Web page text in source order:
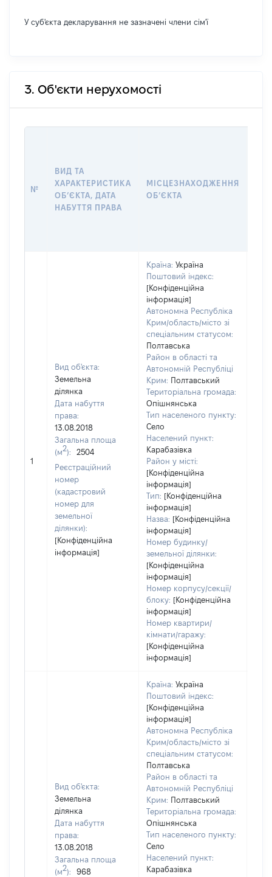
У суб'єкта декларування не зазначені члени сім'ї
3. Об'єкти нерухомості
№
ВИД ТА
ХАРАКТЕРИСТИКА
ОБʼЄКТА, ДАТА
НАБУТТЯ ПРАВА
МІСЦЕЗНАХОДЖЕННЯ
ОБʼЄКТА
1
Вид об'єкта:
Земельна
ділянка
Дата набуття
права:
13.08.2018
Загальна площа
(м2):
2504
Реєстраційний
номер
(кадастровий
номер для
земельної
ділянки):
[Конфіденційна
інформація]
Країна: Україна
Поштовий індекс:
[Конфіденційна
інформація]
Автономна Республіка
Крим/область/місто зі
спеціальним статусом:
Полтавська
Район в області та
Автономній Республіці
Крим: Полтавський
Територіальна громада:
Опішнянська
Тип населеного пункту:
Село
Населений пункт:
Карабазівка
Район у місті:
[Конфіденційна
інформація]
Тип: [Конфіденційна
інформація]
Назва: [Конфіденційна
інформація]
Номер будинку/
земельної ділянки:
[Конфіденційна
інформація]
Номер корпусу/секції/
блоку: [Конфіденційна
інформація]
Номер квартири/
кімнати/гаражу:
[Конфіденційна
інформація]
Вид об'єкта:
Земельна
ділянка
Дата набуття
права:
13.08.2018
Загальна площа
(м2):
968
Країна: Україна
Поштовий індекс:
[Конфіденційна
інформація]
Автономна Республіка
Крим/область/місто зі
спеціальним статусом:
Полтавська
Район в області та
Автономній Республіці
Крим: Полтавський
Територіальна громада:
Опішнянська
Тип населеного пункту:
Село
Населений пункт:
Карабазівка